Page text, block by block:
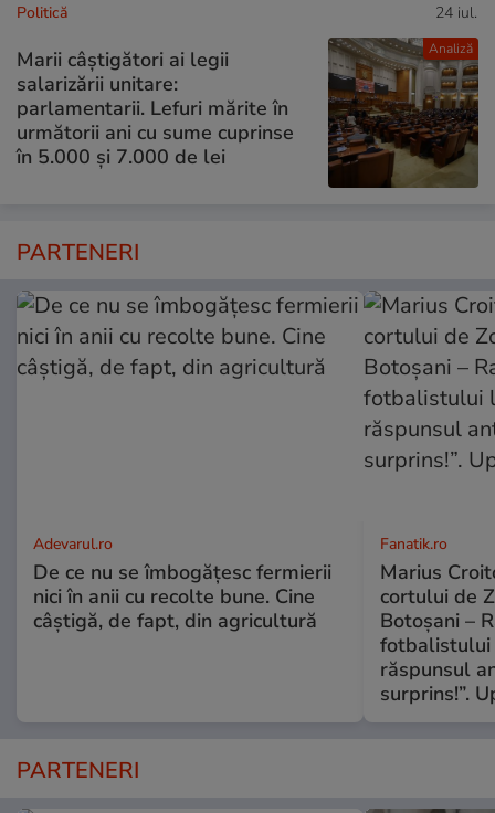
Analiză
Politică 24 iul.
Marii câștigători ai legii
salarizării unitare:
parlamentarii. Lefuri mărite în
următorii ani cu sume cuprinse
în 5.000 și 7.000 de lei
PARTENERI
Adevarul.ro
De ce nu se îmbogățesc fermierii
nici în anii cu recolte bune. Cine
câștigă, de fapt, din agricultură
Fanatik.ro
Marius
cortului de
Botoșani –
răspunsul
surprins!”.
PARTENERI